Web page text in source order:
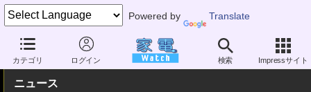
Powered by Translate
カテゴリ ログイン 検索 Impressサイト
家電 Watch 生活家電 炊飯器 マイコン
ニュース